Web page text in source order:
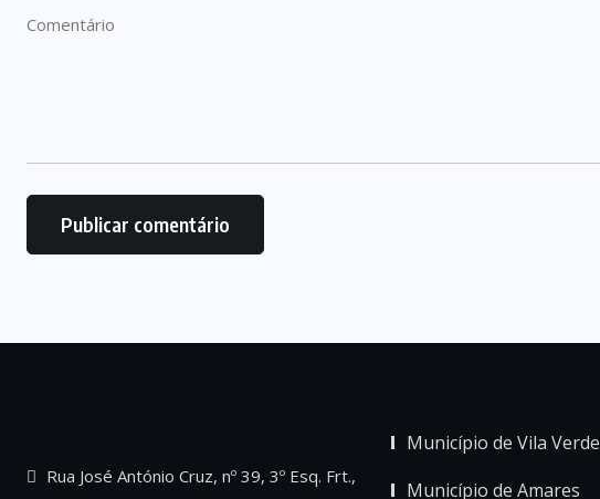
Rua José António Cruz, nº 39, 3º Esq. Frt.,
Município de Vila Verde
Município de Amares